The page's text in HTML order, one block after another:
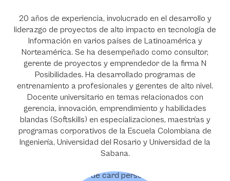
20 años de experiencia, involucrado en el desarrollo y
liderazgo de proyectos de alto impacto en tecnología de
Información en varios países de Latinoamérica y
Norteamérica. Se ha desempeñado como consultor,
gerente de proyectos y emprendedor de la firma N
Posibilidades. Ha desarrollado programas de
entrenamiento a profesionales y gerentes de alto nivel.
Docente universitario en temas relacionados con
gerencia, innovación, emprendimiento y habilidades
blandas (Softskills) en especializaciones, maestrías y
programas corporativos de la Escuela Colombiana de
Ingeniería, Universidad del Rosario y Universidad de la
Sabana.